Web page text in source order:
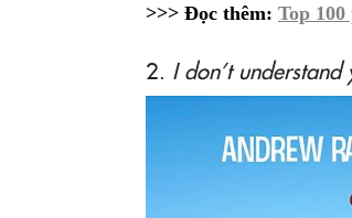
>>> Đọc thêm: Top
2. I don’t understand